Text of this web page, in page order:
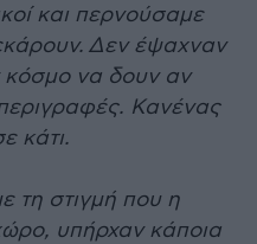
και περνούσαμε
Δεν έψαχναν
κόσμο να δουν αν
περιγραφές. Κανένας
κάτι.
τη στιγμή που η
υπήρχαν κάποια